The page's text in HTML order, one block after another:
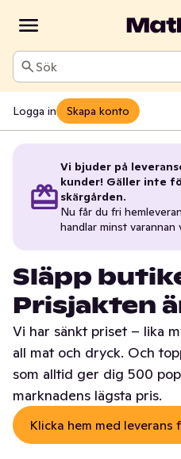
Sök
Logga in Skapa konto
Vi bjuder på
kunder! Gäller inte
skärgården.
Nu får du fri
handlar minst varannan
Släpp
Prisjakten
Vi har sänkt priset – lika
all mat och dryck. Och
som alltid ger dig 500
marknadens lägsta pris.
Klicka hem med leverans